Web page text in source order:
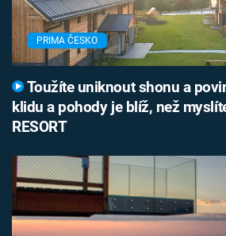
PRIMA ČESKO
Toužíte uniknout shonu a
klidu a pohody je blíž, než
RESORT